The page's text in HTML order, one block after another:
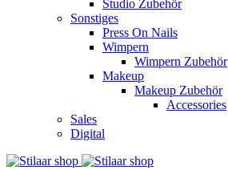
Studio Zubehör
Sonstiges
Press On Nails
Wimpern
Wimpern Zubehör
Makeup
Makeup Zubehör
Accessories
Sales
Digital